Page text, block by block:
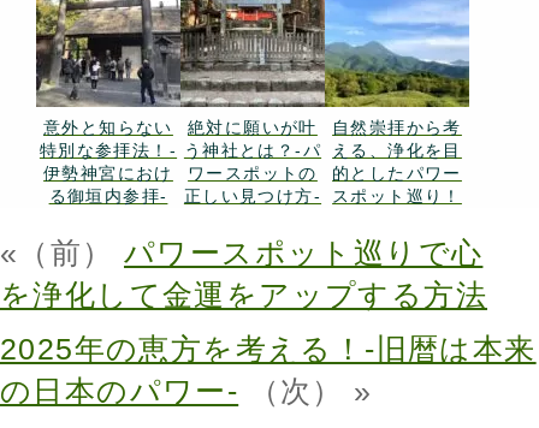
意外と知らない
特別な参拝法！-
伊勢神宮におけ
る御垣内参拝-
絶対に願いが叶
う神社とは？-パ
ワースポットの
正しい見つけ方-
自然崇拝から考
える、浄化を目
的としたパワー
スポット巡り！
«（前） パワースポット巡りで心
を浄化して金運をアップする方法
2025年の恵方を考える！-旧暦は本来
の日本のパワー- （次） »